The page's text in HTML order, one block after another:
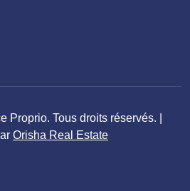
Tous droits réservés. |
Orisha Real Estate